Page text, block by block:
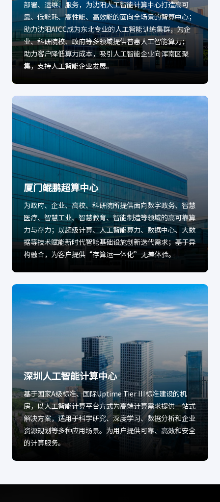
靠、低能耗、高性能、高效能的面向全场景的智算中心；
助力沈阳AICC成为东北专业的人工智能训练集群，为企
业、科研院校、政府等多领域提供普惠人工智能算力；
助力客户降低算力成本，吸引人工智能企业向浑南区聚
集，支持人工智能企业发展。
厦门鲲鹏超算中心
为政府、企业、高校、科研院所提供面向数字政务、智慧
医疗、智慧工业、智慧教育、智能制造等领域的高可靠算
力与存力；以超级计算、人工智能算力、数据中心、大数
据等技术赋能新时代智能基础设施创新迭代需求；基于异
构融合，为客户提供“存算运一体化”无差体验。
深圳人工智能计算中心
基于国家A级标准、国际Uptime Tier III标准建设的机
房，以人工智能计算平台方式为高端计算需求提供一站式
解决方案，适用于科学研究、深度学习、数据分析和企业
资源规划等多种应用场景。为用户提供可靠、高效和安全
的计算服务。